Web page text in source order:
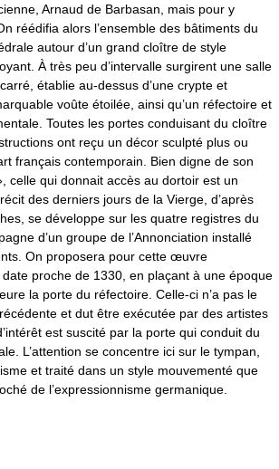
Arnaud de Barbasan, mais pour y
réédifia alors l’ensemble des bâtiments du
autour d’un grand cloître de style
À très peu d’intervalle surgirent une salle
établie au-dessus d’une crypte et
voûte étoilée, ainsi qu’un réfectoire et
Toutes les portes conduisant du cloître
ont reçu un décor sculpté plus ou
français contemporain. Bien digne de son
celle qui donnait accès au dortoir est un
des derniers jours de la Vierge, d’après
se développe sur les quatre registres du
d’un groupe de l’Annonciation installé
On proposera pour cette œuvre
proche de 1330, en plaçant à une époque
la porte du réfectoire. Celle-ci n’a pas le
et dut être exécutée par des artistes
est suscité par la porte qui conduit du
L’attention se concentre ici sur le tympan,
et traité dans un style mouvementé que
de l’expressionnisme germanique.